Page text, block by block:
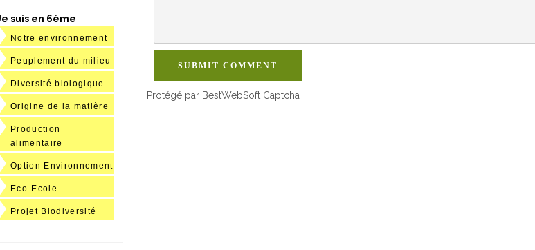
SUBMIT COMMENT
Protégé par BestWebSoft Captcha
suis en 6ème
Notre environnement
Peuplement du milieu
Diversité biologique
Origine de la matière
Production
alimentaire
Option Environnement
Eco-Ecole
Projet Biodiversité